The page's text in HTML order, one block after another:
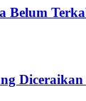
Belum